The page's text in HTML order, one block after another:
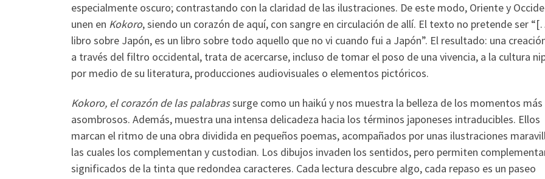
especialmente oscuro; contrastando con la claridad de las ilustraciones. De este modo, Oriente y
unen en Kokoro, siendo un corazón de aquí, con sangre en circulación de allí. El texto no pretende ser
libro sobre Japón, es un libro sobre todo aquello que no vi cuando fui a Japón”. El resultado: una
a través del filtro occidental, trata de acercarse, incluso de tomar el poso de una vivencia, a la cultura
por medio de su literatura, producciones audiovisuales o elementos pictóricos.
Kokoro, el corazón de las palabrassurge como un haikú y nos muestra la belleza de los momentos más
asombrosos. Además, muestra una intensa delicadeza hacia los términos japoneses intraducibles. Ellos
marcan el ritmo de una obra dividida en pequeños poemas, acompañados por unas ilustraciones
las cuales los complementan y custodian. Los dibujos invaden los sentidos, pero permiten
significados de la tinta que redondea caracteres. Cada lectura descubre algo, cada repaso es un paseo